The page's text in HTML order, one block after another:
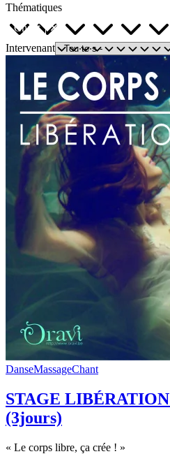
Thématiques
Chant
Intervenant
DanseMassageChant
STAGE
(3jours)
« Le corps libre, ça crée ! »